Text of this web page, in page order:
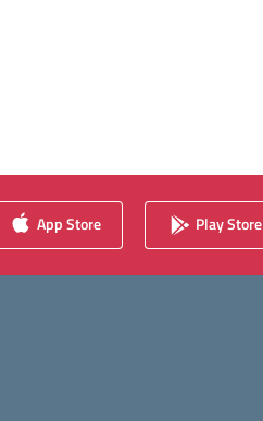
App Store Play Store